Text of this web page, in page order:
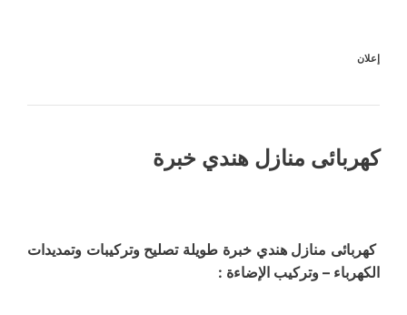
إعلان
كهربائى منازل هندي خبرة
كهربائى منازل هندي خبرة طويلة تصليح وتركيبات وتمديدات
الكهرباء – وتركيب الإضاءة :